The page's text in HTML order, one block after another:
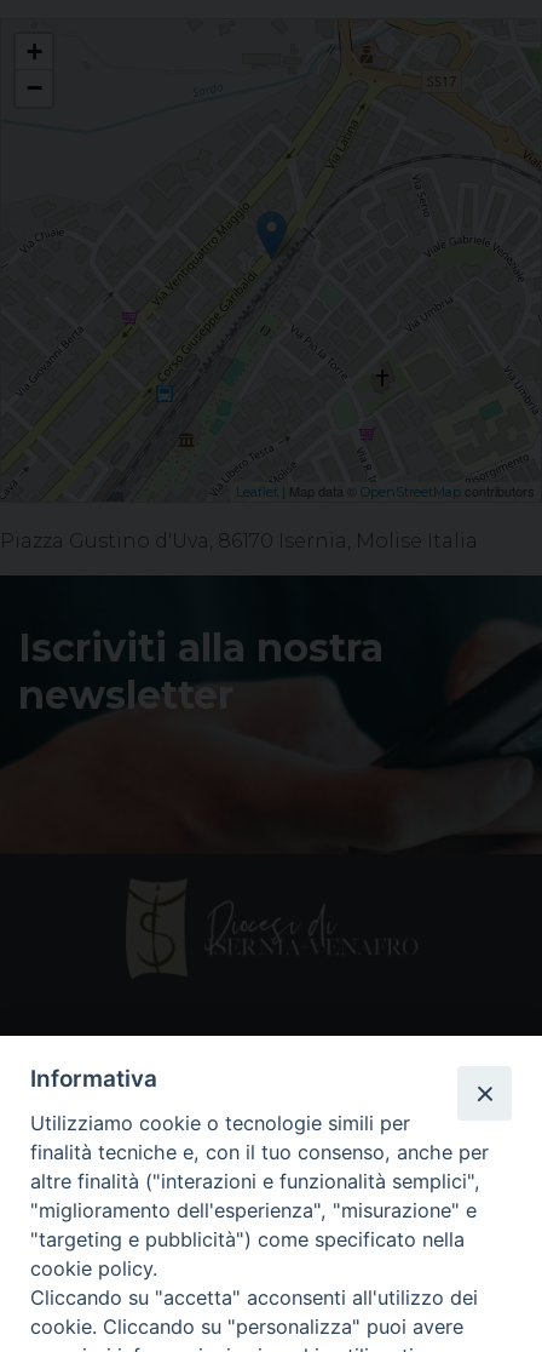
Celebrazione del Sacramento della Confermazione - Parrocchia Assunzione di
Maria Vergine, ISERNIA
+
−
Leaflet | Map data © OpenStreetMap contributors
Piazza Gustino d'Uva, 86170 Isernia, Molise Italia
Iscriviti alla nostra
newsletter
86170 Isernia
086550849
segreteria@diocesiiserniavenafro.it
I nostri social
Copyright © 2018 - Diocesi di Isernia-Venafro (C.F.
Informativa
Utilizziamo cookie o tecnologie simili per
finalità tecniche e, con il tuo consenso, anche per
altre finalità ("interazioni e funzionalità semplici",
"miglioramento dell'esperienza", "misurazione" e
"targeting e pubblicità") come specificato nella
cookie policy.
Cliccando su "accetta" acconsenti all'utilizzo dei
cookie. Cliccando su "personalizza" puoi avere